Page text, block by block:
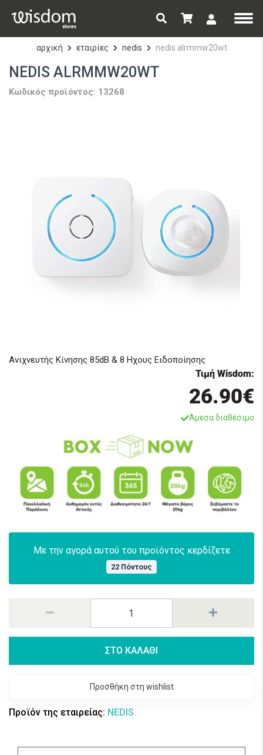
αρχική εταιρίες nedis nedis alrmmw20wt
NEDIS ALRMMW20WT
Κωδικός προϊόντος: 13268
Ανιχνευτής Κίνησης 85dB & 8 Ηχους Ειδοποίησης
Τιμή Wisdom:
26.90€
Άμεσα διαθέσιμο
Με την αγορά αυτού του προϊόντος κερδίζετε
22 Πόντους
ΣΤΟ ΚΑΛΑΘΙ
Προσθήκη στη wishlist
Προϊόν της εταιρείας: NEDIS